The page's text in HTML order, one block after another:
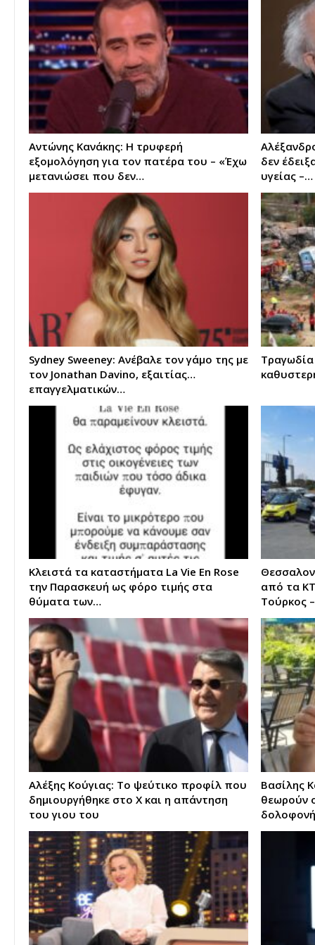
Αντώνης Κανάκης: Η τρυφερή
εξομολόγηση για τον πατέρα του – «Έχω
μετανιώσει που δεν…
δεν
υγείας –…
Sydney Sweeney: Ανέβαλε τον γάμο της με
τον Jonathan Davino, εξαιτίας…
επαγγελματικών…
Τραγωδία
Κλειστά τα καταστήματα La Vie Εn Rose
την Παρασκευή ως φόρο τιμής στα
θύματα των…
από τα
Τούρκος
Αλέξης Κούγιας: Το ψεύτικο προφίλ που
δημιουργήθηκε στο X και η απάντηση
του γιου του
Βασίλης
θεωρούν